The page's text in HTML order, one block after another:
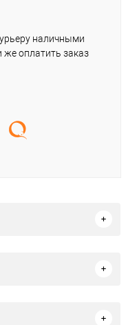
наличными
же оплатить заказ